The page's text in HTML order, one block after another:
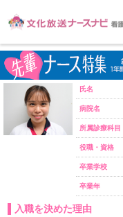
氏名
病院名
所属診療科目
役職・資格
卒業学校
卒業年
入職を決めた理由